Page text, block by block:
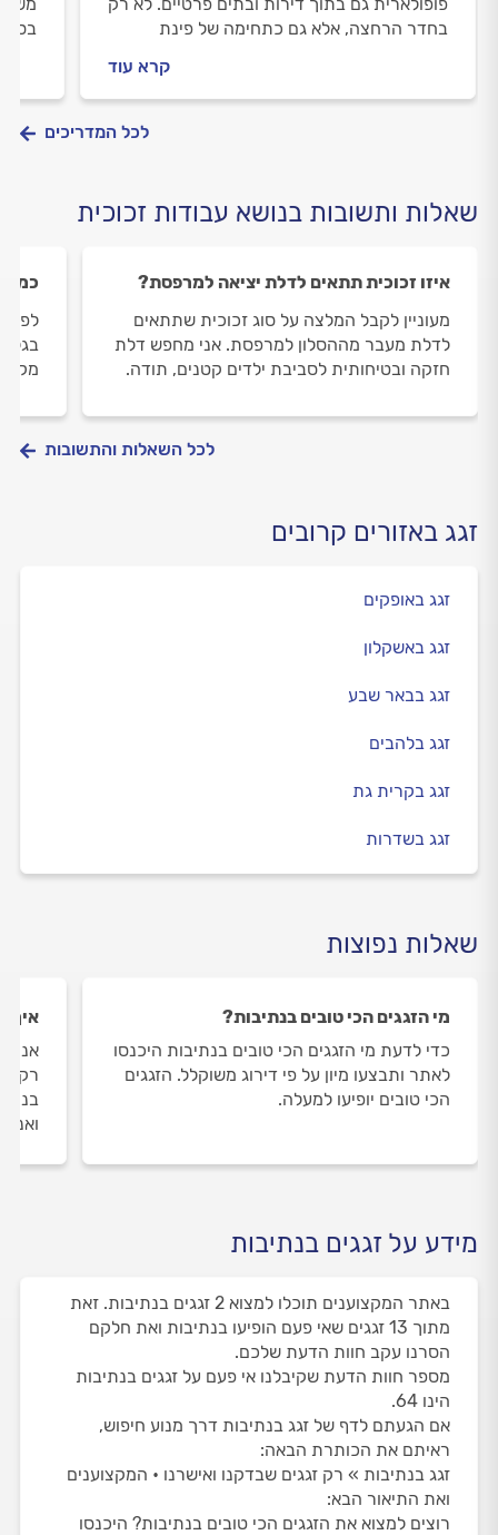
בחדר הרחצה, אלא גם כתחימה של פינת
מרפסת מלאכותית. מה כדאי לדעת לפני?
לפניכם המדריך.
קרא עוד
לכל המדריכים
שאלות ותשובות בנושא עבודות זכוכית
איזו זכוכית תתאים לדלת יציאה למרפסת?
מעוניין לקבל המלצה על סוג זכוכית שתתאים
לדלת מעבר מההסלון למרפסת. אני מחפש דלת
חזקה ובטיחותית לסביבת ילדים קטנים, תודה.
כמה
לכל השאלות והתשובות
זגג באזורים קרובים
זגג באופקים
זגג באשקלון
זגג בבאר שבע
זגג בלהבים
זגג בקרית גת
זגג בשדרות
שאלות נפוצות
מי הזגגים הכי טובים בנתיבות?
כדי לדעת מי הזגגים הכי טובים בנתיבות היכנסו
לאתר ותבצעו מיון על פי דירוג משוקלל. הזגגים
הכי טובים יופיעו למעלה.
איך
רק
מידע על זגגים בנתיבות
באתר המקצוענים תוכלו למצוא 2 זגגים בנתיבות. זאת
מתוך 13 זגגים שאי פעם הופיעו בנתיבות ואת חלקם
הסרנו עקב חוות הדעת שלכם.
מספר חוות הדעת שקיבלנו אי פעם על זגגים בנתיבות
הינו 64.
אם הגעתם לדף של זגג בנתיבות דרך מנוע חיפוש,
ראיתם את הכותרת הבאה:
זגג בנתיבות » רק זגגים שבדקנו ואישרנו • המקצוענים
ואת התיאור הבא:
רוצים למצוא את הזגגים הכי טובים בנתיבות? היכנסו